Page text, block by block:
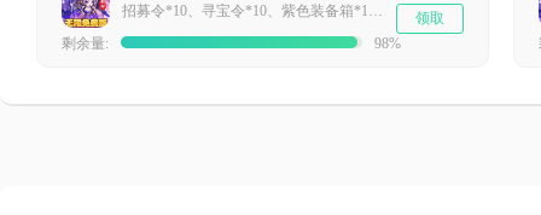
招募令*10、寻宝令*10、紫色装备箱*10、3级宝石箱*10
剩余量:
98%
领取